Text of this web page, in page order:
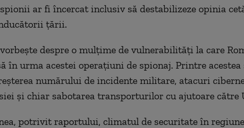
ar fi încercat inclusiv să destabilizeze opinia
țării.
despre o mulțime de vulnerabilități la care
în urma acestei operațiuni de spionaj. Printre acestea
numărului de incidente militare, atacuri
și chiar sabotarea transporturilor cu ajutoare către
potrivit raportului, climatul de securitate în